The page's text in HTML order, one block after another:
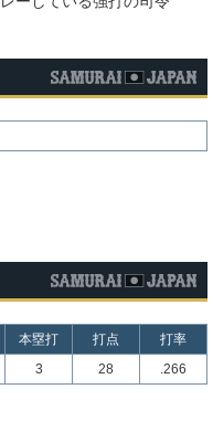
本塁打 打点
打率
3 28 .266